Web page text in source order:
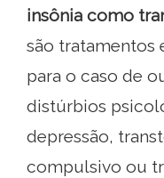
insônia como
são tratamentos
para o caso de
distúrbios
depressão,
compulsivo ou